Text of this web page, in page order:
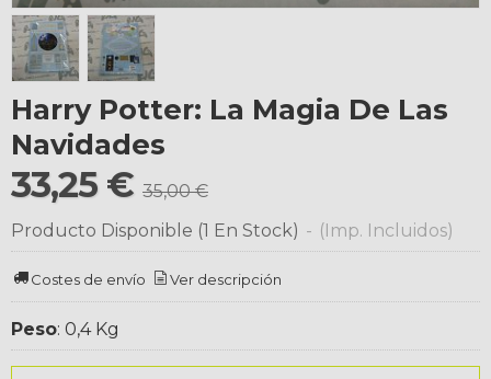
Harry Potter: La Magia De Las
Navidades
33,25 € 35,00 €
Producto Disponible (1 En Stock) - (Imp. Incluidos)
Costes de envío Ver descripción
Peso: 0,4 Kg